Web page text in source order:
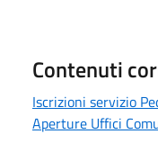
Contenuti
Iscrizioni servizio
Aperture Uffici